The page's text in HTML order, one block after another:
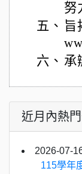
努
五、 旨
六、 承
近月內熱
2026-07-
115學年